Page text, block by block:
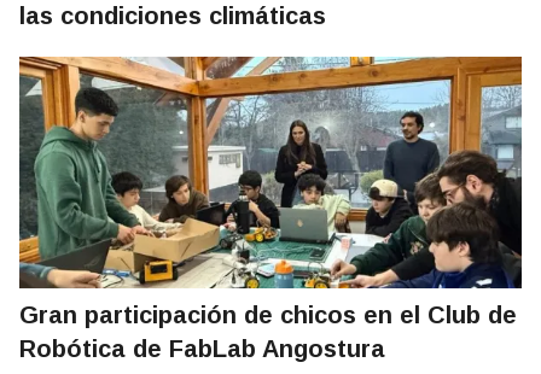
las condiciones climáticas
Gran participación de chicos en el Club de
Robótica de FabLab Angostura